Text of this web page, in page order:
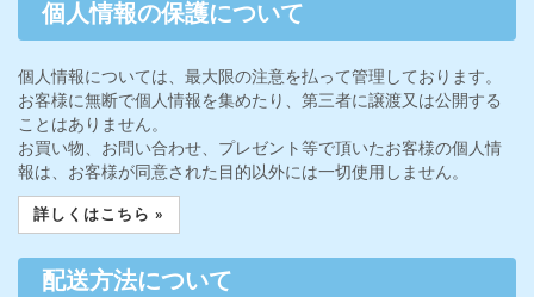
個人情報の保護について
個人情報については、最大限の注意を払って管理しております。
お客様に無断で個人情報を集めたり、第三者に譲渡又は公開する
ことはありません。
お買い物、お問い合わせ、プレゼント等で頂いたお客様の個人情
報は、お客様が同意された目的以外には一切使用しません。
詳しくはこちら »
配送方法について